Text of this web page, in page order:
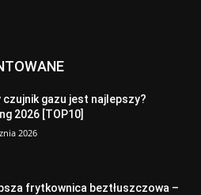
czujnik gazu jest najlepszy?
2026 [TOP10]
2026
frytkownica beztłuszczowa –